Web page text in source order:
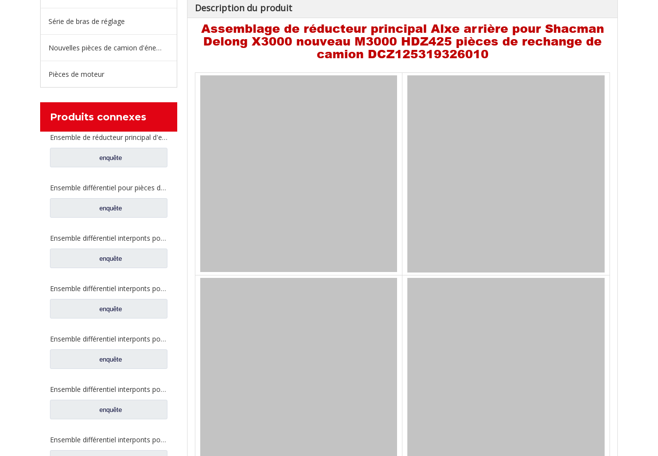
Série de bras de réglage
Nouvelles pièces de camion d'énergie
Pièces de moteur
Produits connexes
Ensemble de réducteur principal d'essieu intermédiaire pour pièces de camion Shacman Delong
enquête
Ensemble différentiel pour pièces de rechange de camion Dongfeng 2510ZHS01-410
enquête
Ensemble différentiel interponts pour Prats de rechange de camion Faw Jiefang A6E 2507057-A6E/A
enquête
Ensemble différentiel interponts pour Prats de rechange de camion Faw Jiefang 2507057-A4C
enquête
Ensemble différentiel interponts pour Prats W2502107D04A de rechange de camion de Faw Jiefang
enquête
Ensemble différentiel interponts pour Prats de rechange de camion Faw Jiefang 2507055-K5H
enquête
Ensemble différentiel interponts pour Prats de rechange de camion Faw Jiefang A0E 2507055-K5H
Description du produit
Assemblage de réducteur principal Alxe arrière pour Shacman
Delong X3000 nouveau M3000 HDZ425 pièces de rechange de
camion DCZ125319326010